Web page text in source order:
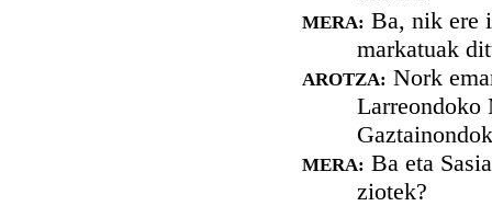
MERA: Ba, nik ere
markatuak
AROTZA: Nork
Larreondoko
MERA: Ba eta
ziotek?